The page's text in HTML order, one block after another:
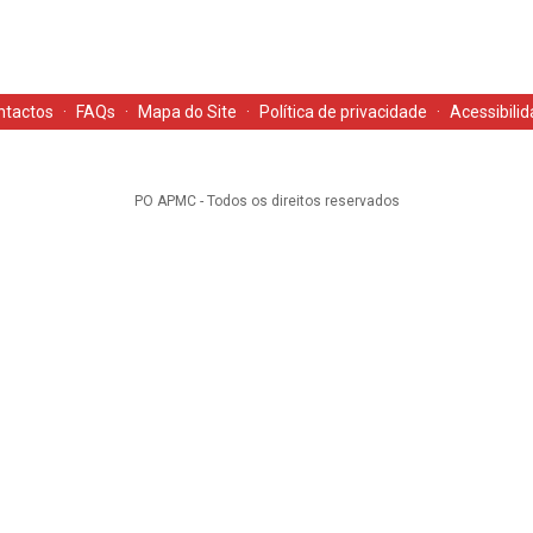
· FAQs · Mapa do Site · Política de privacidade ·
PO APMC - Todos os direitos reservados